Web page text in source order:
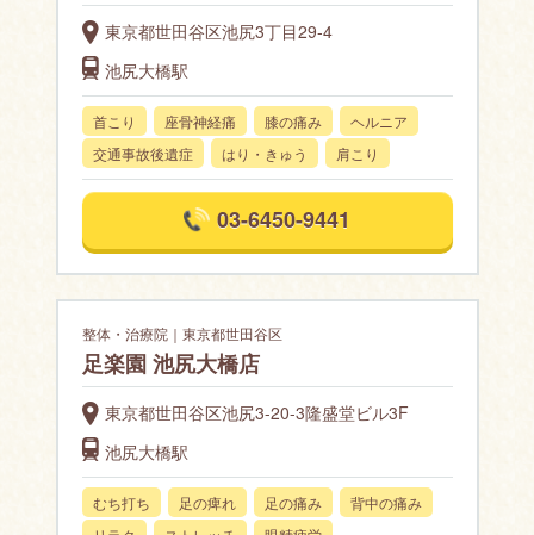
東京都世田谷区池尻3丁目29-4
池尻大橋駅
首こり 座骨神経痛 膝の痛み
ヘルニア
交通事故後遺症
はり・きゅう 肩こり
03-6450-9441
整体・治療院｜東京都世田谷区
足楽園 池尻大橋店
東京都世田谷区池尻3-20-3隆盛堂ビル3F
池尻大橋駅
むち打ち 足の痺れ 足の痛み
背中の痛み